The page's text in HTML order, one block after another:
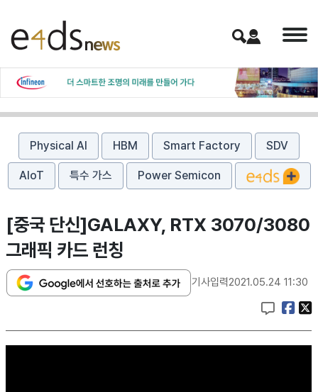
Physical AI HBM Smart Factory SDV
AIoT 특수 가스 Power Semicon
[중국 단신]GALAXY, RTX 3070/3080
그래픽 카드 런칭
기사입력2021.05.24 11:30